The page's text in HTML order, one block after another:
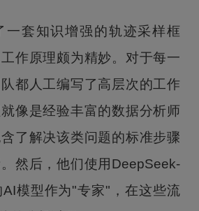
一套知识增强的轨迹采样框
作原理颇为精妙。对于每一
都人工编写了高层次的工作
像是经验丰富的数据分析师
了解决该类问题的标准步骤
然后，他们使用DeepSeek-
模型作为"专家"，在这些流